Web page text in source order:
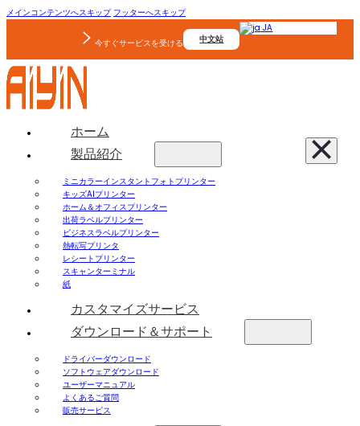
メインコンテンツへスキップ フッターへスキップ
今すぐサービスを受ける 中文站
JA
ホーム
製品紹介
ミニカラーインスタントフォトプリンター
キッズAIプリンター
ホーム＆オフィスプリンター
出荷ラベルプリンター
ビジネスラベルプリンター
熱転写プリンタ
レシートプリンター
スキャンターミナル
紙
カスタマイズサービス
ダウンロード＆サポート
ドライバーダウンロード
ソフトウェアダウンロード
ユーザーマニュアル
よくあるご質問
販売サービス